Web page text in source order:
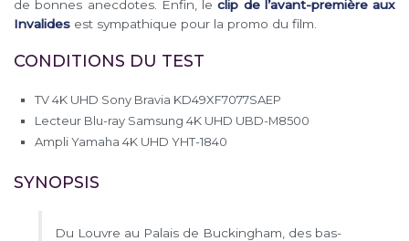
de bonnes anecdotes. Enfin, leclip de l’avant-première aux
Invalides est sympathique pour la promo du film.
CONDITIONS DU TEST
TV 4K UHD Sony Bravia KD49XF7077SAEP
Lecteur Blu-ray Samsung 4K UHD UBD-M8500
Ampli Yamaha 4K UHD YHT-1840
SYNOPSIS
Du Louvre au Palais de Buckingham, des bas-